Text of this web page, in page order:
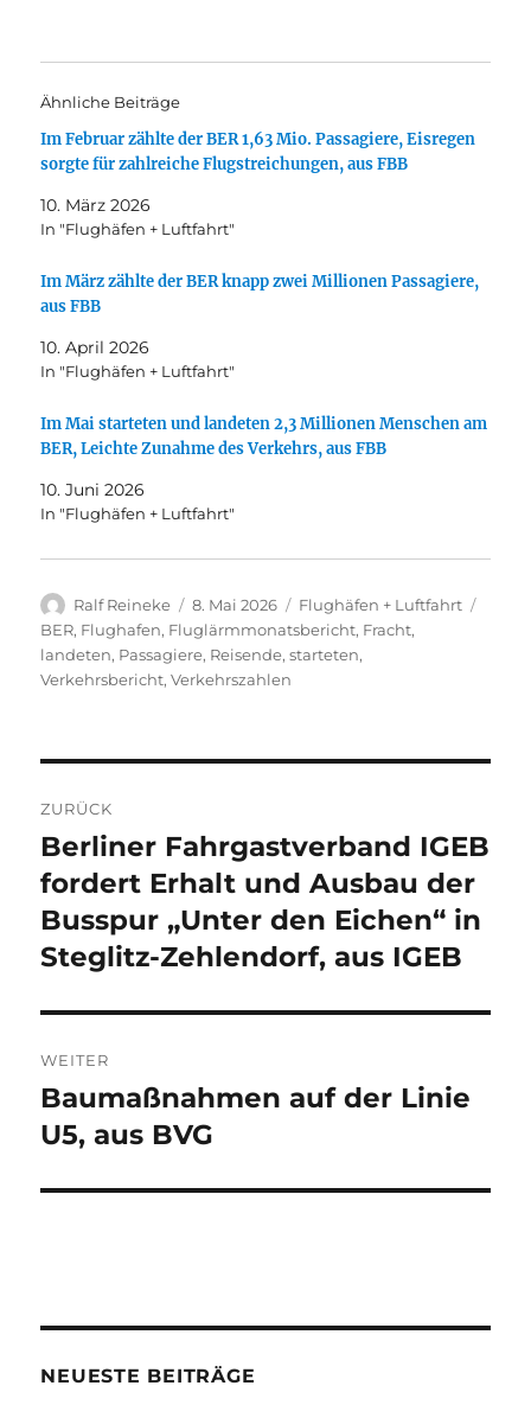
Ähnliche Beiträge
Im Februar zählte der BER 1,63 Mio. Passagiere, Eisregen
sorgte für zahlreiche Flugstreichungen, aus FBB
10. März 2026
In "Flughäfen + Luftfahrt"
Im März zählte der BER knapp zwei Millionen Passagiere,
aus FBB
10. April 2026
In "Flughäfen + Luftfahrt"
Im Mai starteten und landeten 2,3 Millionen Menschen am
BER, Leichte Zunahme des Verkehrs, aus FBB
10. Juni 2026
In "Flughäfen + Luftfahrt"
Autor
Ralf Reineke
Veröffentlicht
am
8. Mai 2026 Kategorien
Flughäfen + Luftfahrt
BER, Flughafen, Fluglärmmonatsbericht, Fracht,
landeten, Passagiere, Reisende,starteten,
Verkehrsbericht,Verkehrszahlen
ZURÜCK
Vorheriger
Beitrag:
Berliner Fahrgastverband IGEB
fordert Erhalt und Ausbau der
Busspur „Unter den Eichen“ in
Steglitz-Zehlendorf, aus IGEB
WEITER
Nächster
Beitrag:
Baumaßnahmen auf der Linie
U5, aus BVG
NEUESTE BEITRÄGE